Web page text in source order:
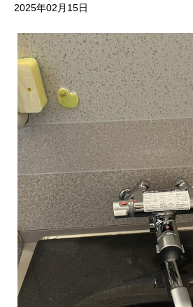
2025年02月15日